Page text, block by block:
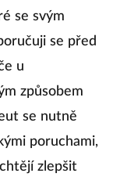
se svým
se před
u
způsobem
se nutně
poruchami,
zlepšit